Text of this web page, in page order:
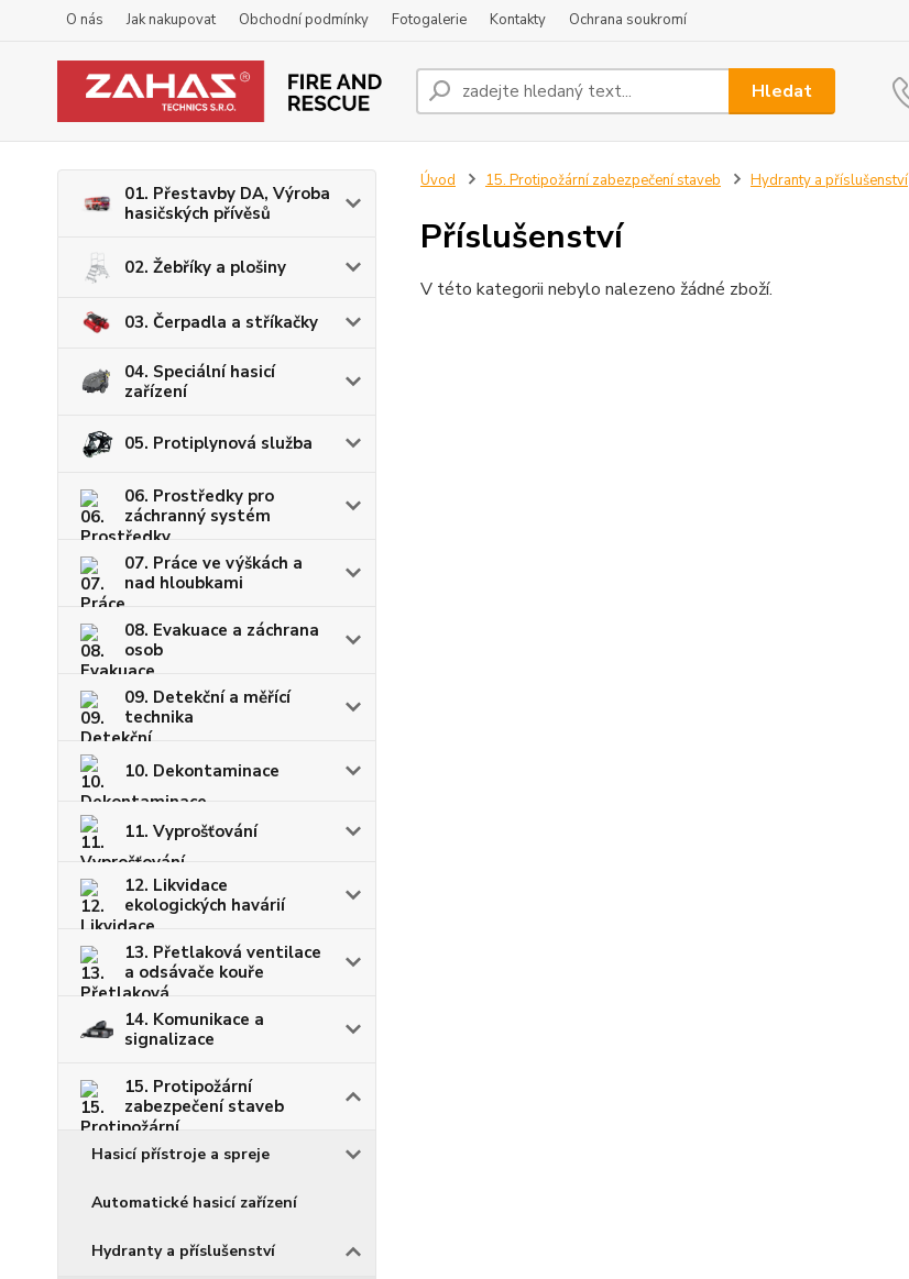
O nás Jak nakupovat Obchodní podmínky Fotogalerie Kontakty Ochrana soukromí
Hledat
01. Přestavby DA, Výroba
hasičských přívěsů
02. Žebříky a plošiny
03. Čerpadla a stříkačky
04. Speciální hasicí
zařízení
05. Protiplynová služba
06. Prostředky pro
záchranný systém
07. Práce ve výškách a
nad hloubkami
08. Evakuace a záchrana
osob
09. Detekční a měřící
technika
10. Dekontaminace
11. Vyprošťování
12. Likvidace
ekologických havárií
13. Přetlaková ventilace
a odsávače kouře
14. Komunikace a
signalizace
15. Protipožární
zabezpečení staveb
Hasicí přístroje a spreje
Automatické hasicí zařízení
Hydranty a příslušenství
Úvod 15. Protipožární zabezpečení staveb Hydranty a příslušenství
Příslušenství
V této kategorii nebylo nalezeno žádné zboží.